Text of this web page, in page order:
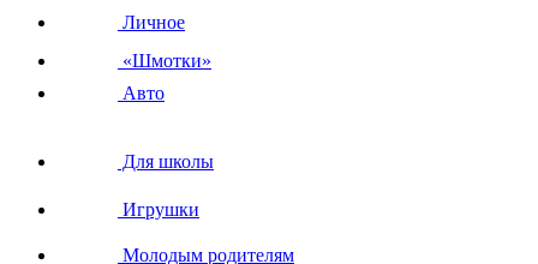
Личное
«Шмотки»
Авто
Для школы
Игрушки
Молодым родителям